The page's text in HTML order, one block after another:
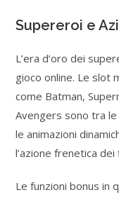
Supereroi e
L’era d’oro dei
gioco online. Le slot
come Batman,
Avengers sono tra
le animazioni
l’azione frenetica
Le funzioni bonus in